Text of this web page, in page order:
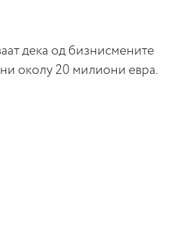
дека од бизнисмените
околу 20 милиони евра.